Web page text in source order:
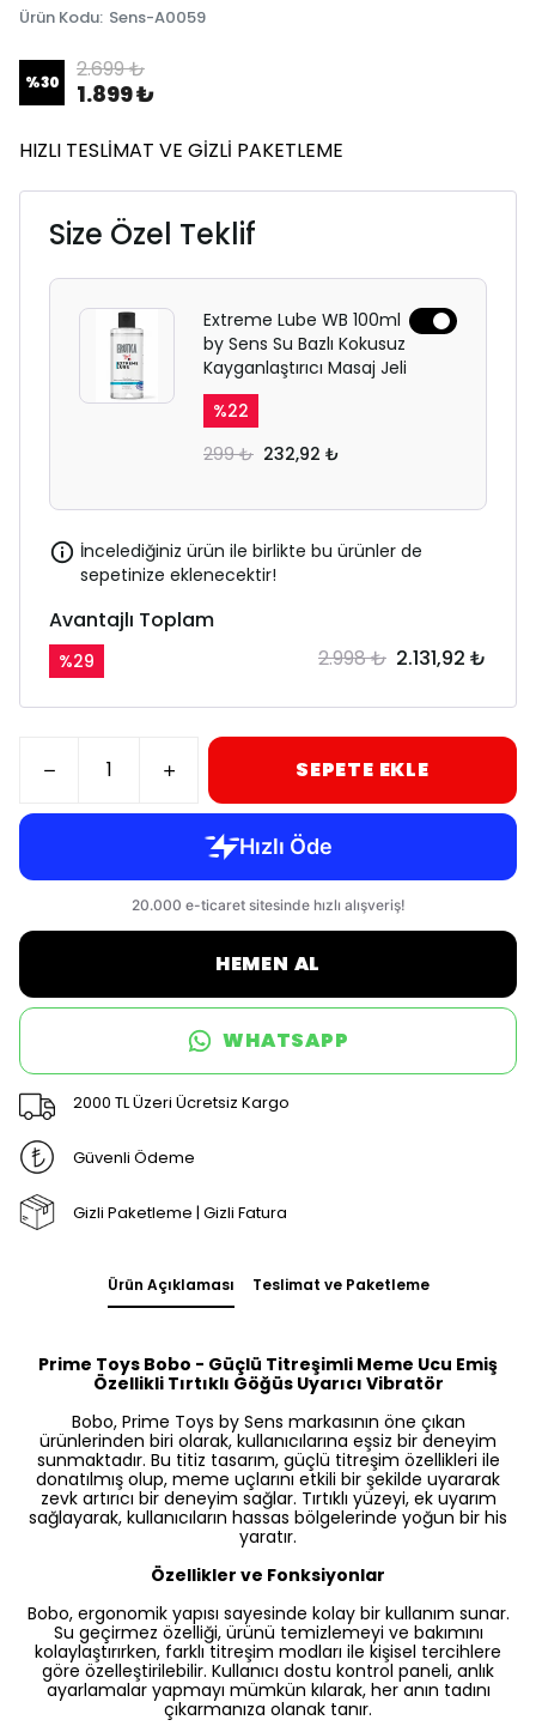
Ürün Kodu: Sens-A0059
%30 2.699 ₺
1.899 ₺
HIZLI TESLİMAT VE GİZLİ PAKETLEME
Size Özel Teklif
Extreme Lube WB 100ml
by Sens Su Bazlı Kokusuz
Kayganlaştırıcı Masaj Jeli
%22
299 ₺ 232,92 ₺
İncelediğiniz ürün ile birlikte bu ürünler de
sepetinize eklenecektir!
Avantajlı Toplam
%29 2.998 ₺ 2.131,92 ₺
SEPETE EKLE
HEMEN AL
WHATSAPP
2000 TL Üzeri Ücretsiz Kargo
Güvenli Ödeme
Gizli Paketleme | Gizli Fatura
Ürün Açıklaması Teslimat ve Paketleme
Prime Toys Bobo - Güçlü Titreşimli Meme Ucu Emiş
Özellikli Tırtıklı Göğüs Uyarıcı Vibratör
Bobo, Prime Toys by Sens markasının öne çıkan
ürünlerinden biri olarak, kullanıcılarına eşsiz bir deneyim
sunmaktadır. Bu titiz tasarım, güçlü titreşim özellikleri ile
donatılmış olup, meme uçlarını etkili bir şekilde uyararak
zevk artırıcı bir deneyim sağlar. Tırtıklı yüzeyi, ek uyarım
sağlayarak, kullanıcıların hassas bölgelerinde yoğun bir his
yaratır.
Özellikler ve Fonksiyonlar
Bobo, ergonomik yapısı sayesinde kolay bir kullanım sunar.
Su geçirmez özelliği, ürünü temizlemeyi ve bakımını
kolaylaştırırken, farklı titreşim modları ile kişisel tercihlere
göre özelleştirilebilir. Kullanıcı dostu kontrol paneli, anlık
ayarlamalar yapmayı mümkün kılarak, her anın tadını
çıkarmanıza olanak tanır.